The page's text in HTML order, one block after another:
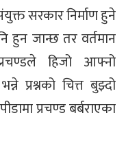
सरकार निर्माण हुने
हुन जान्छ तर वर्तमान
हिजो आफ्नो
प्रश्नको चित्त बुझ्दो
प्रचण्ड बर्बराएका